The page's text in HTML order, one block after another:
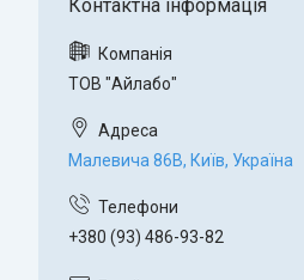
ТОВ "Айлабо"
Малевича 86В, Київ, Україна
+380 (93) 486-93-82